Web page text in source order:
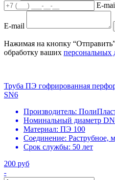
E-
E-mail
Нажимая на кнопку
обработку ваших персональных
Труба ПЭ гофрированная
SN6
Производитель:
Номинальный диаметр
Материал: ПЭ 100
Соединение: Раструбное,
Срок службы: 50 лет
200 руб
-